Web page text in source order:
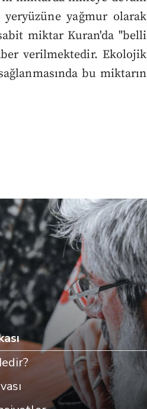
yağmur olarak
miktar Kuran'da "belli
verilmektedir. Ekolojik
bu miktarın